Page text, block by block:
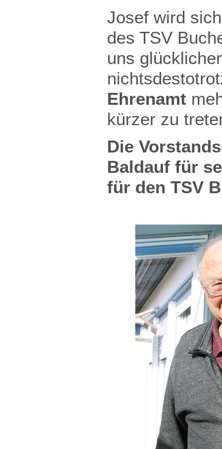
Josef wird
des TSV
uns
Ehrenamt
kürzer zu
Die
Baldauf für
für den TSV